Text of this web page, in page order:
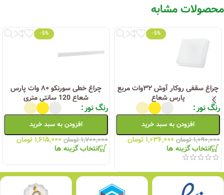
محصولات مشابه
-5%
چراغ سقفی روکار آوش ۳۲وات مربع
پارس شعاع
رنگ نور
افزودن به سبد خرید
۱,۰۹۰,۰۰۰ تومان ۱,۰۳۶,۰۰۰ تومان
انتخاب گزینه ها
-5%
چراغ خطی سورنکو ۸۰ وات پارس
شعاع 120 سانتی متری
رنگ نور
افزودن به سبد خرید
۱,۷۰۰,۰۰۰ تومان ۱,۶۱۵,۰۰۰ تومان
انتخاب گزینه ها